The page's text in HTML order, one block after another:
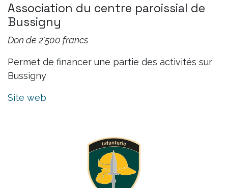
Association du centre paroissial de
Bussigny
Don de 2'500 francs
Permet de financer une partie des activités sur
Bussigny
Site web